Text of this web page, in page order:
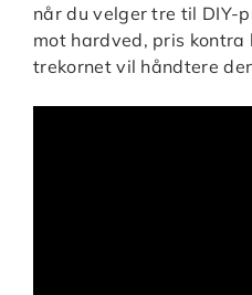
når du velger tre til DIY-
mot hardved, pris
trekornet vil håndtere